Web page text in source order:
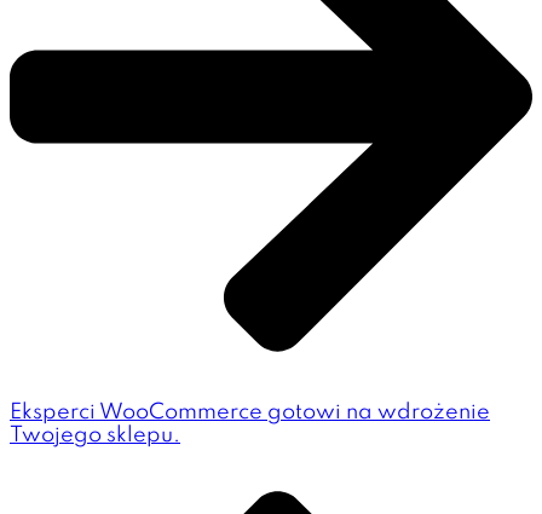
Eksperci WooCommerce gotowi na wdrożenie
Twojego sklepu.